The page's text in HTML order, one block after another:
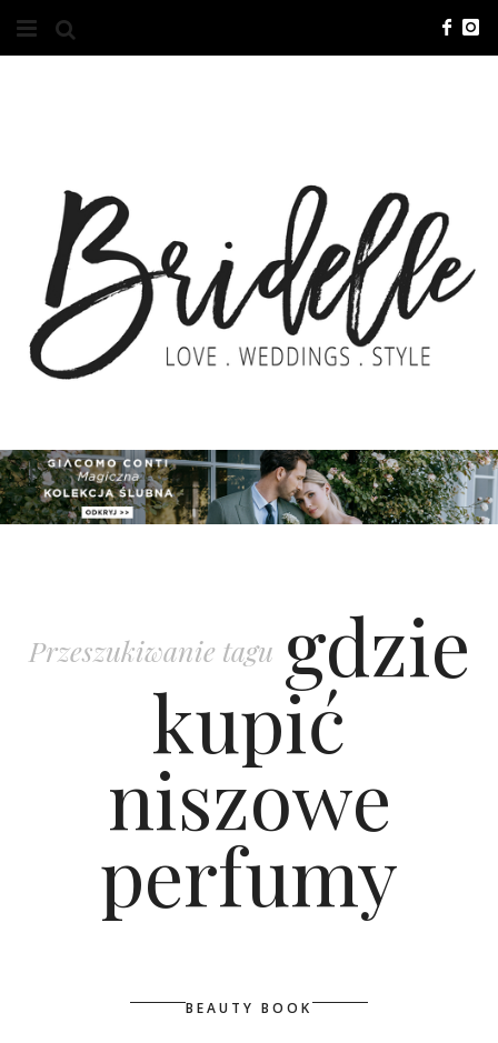
O NAS
KONTAKT
REKLAMA
ADVERTISING
ZGŁOSZENIA
POLECANE FIRMY
{HOT SEXY BEST}
Przeszukiwanie tagu gdzie
kupić
niszowe
perfumy
BEAUTY BOOK